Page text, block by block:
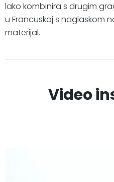
lako kombinira s drugim
u Francuskoj s naglaskom
materijal.
Video